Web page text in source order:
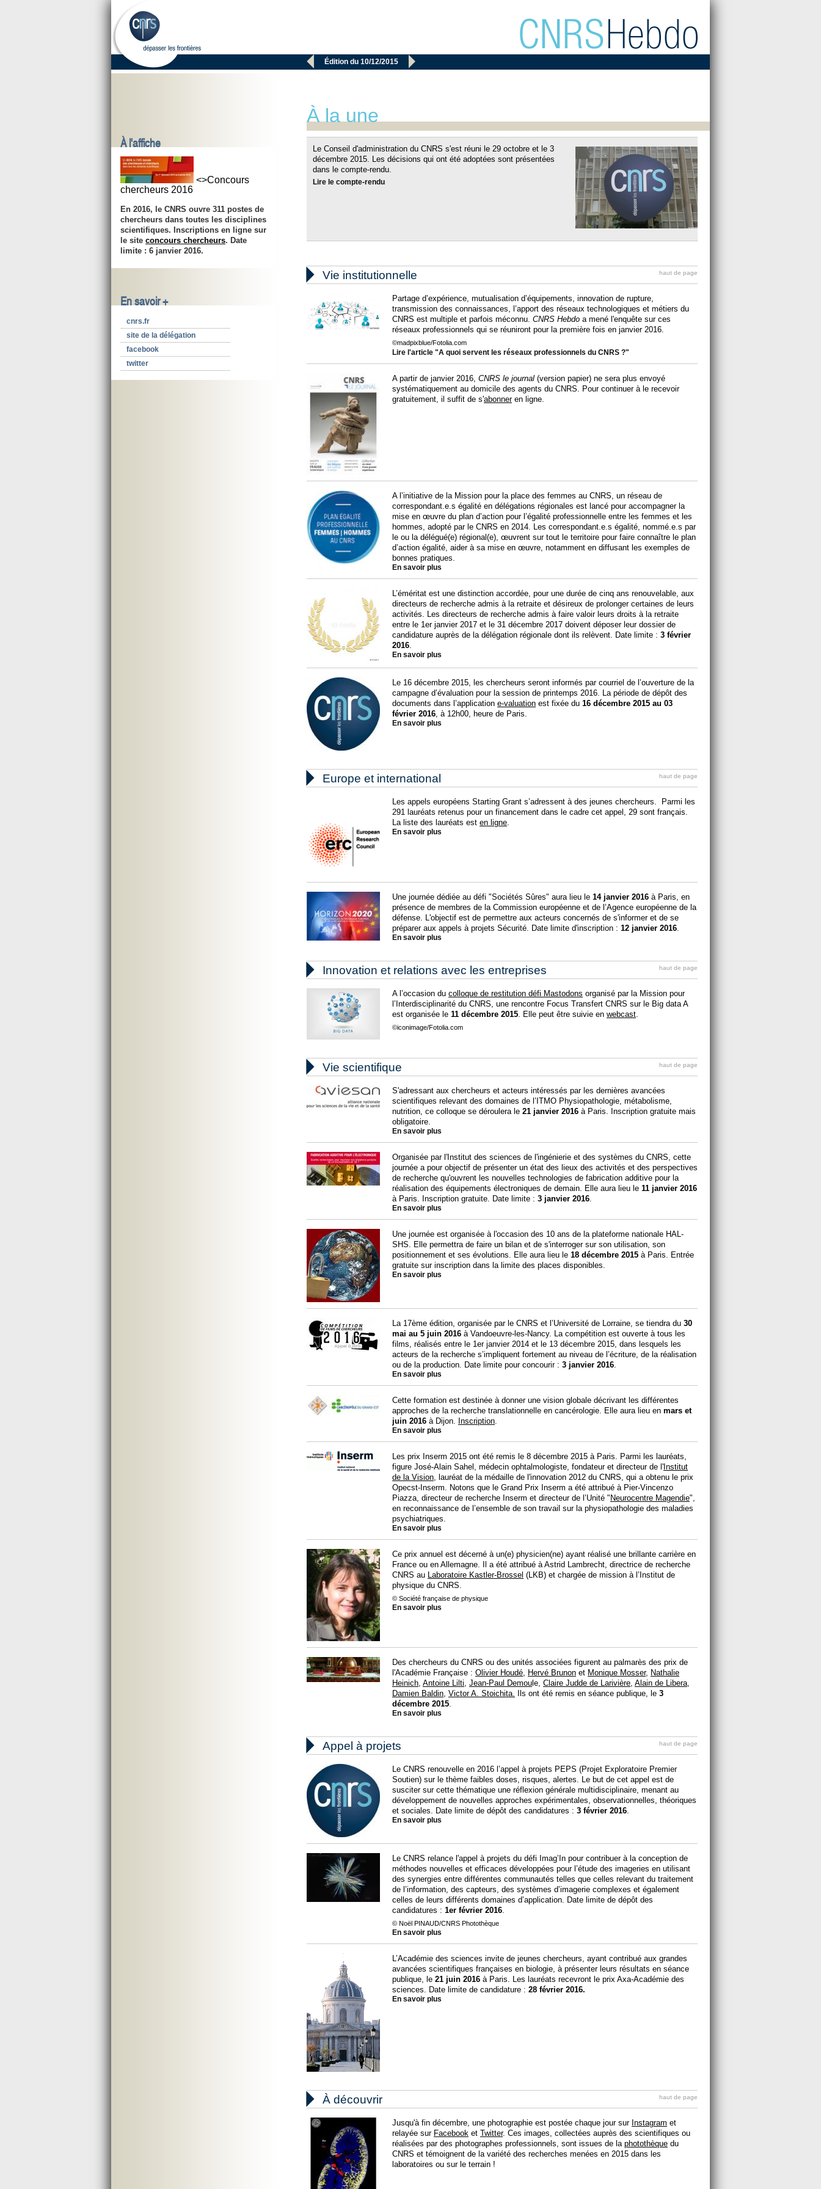
 Édition du 10/12/2015 
À l'affiche
<>Concours
chercheurs 2016
En 2016, le CNRS ouvre 311 postes de
chercheurs dans toutes les disciplines
scientifiques. Inscriptions en ligne sur
le site concours chercheurs. Date
limite : 6 janvier 2016.
En savoir +
cnrs.fr
site de la délégation
facebook
twitter
À la une
Le Conseil d'administration du CNRS s'est réuni le 29 octobre et le 3
décembre 2015. Les décisions qui ont été adoptées sont présentées
dans le compte-rendu.
Lire le compte-rendu
 Vie institutionnelle haut de page
Partage d’expérience, mutualisation d’équipements, innovation de rupture,
transmission des connaissances, l’apport des réseaux technologiques et métiers du
CNRS est multiple et parfois méconnu. CNRS Hebdo a mené l'enquête sur ces
réseaux professionnels qui se réuniront pour la première fois en janvier 2016.
©madpixblue/Fotolia.com
Lire l'article "A quoi servent les réseaux professionnels du CNRS ?"
A partir de janvier 2016, CNRS le journal (version papier) ne sera plus envoyé
systématiquement au domicile des agents du CNRS. Pour continuer à le recevoir
gratuitement, il suffit de s'abonneren ligne.
A l’initiative de la Mission pour la place des femmes au CNRS, un réseau de
correspondant.e.s égalité en délégations régionales est lancé pour accompagner la
mise en œuvre du plan d’action pour l’égalité professionnelle entre les femmes et les
hommes, adopté par le CNRS en 2014. Les correspondant.e.s égalité, nommé.e.s par
le ou la délégué(e) régional(e), œuvrent sur tout le territoire pour faire connaître le plan
d’action égalité, aider à sa mise en œuvre, notamment en diffusant les exemples de
bonnes pratiques.
En savoir plus
L’éméritat est une distinction accordée, pour une durée de cinq ans renouvelable, aux
directeurs de recherche admis à la retraite et désireux de prolonger certaines de leurs
activités. Les directeurs de recherche admis à faire valoir leurs droits à la retraite
entre le 1er janvier 2017 et le 31 décembre 2017 doivent déposer leur dossier de
candidature auprès de la délégation régionale dont ils relèvent. Date limite : 3 février
2016
En savoir plus
Le 16 décembre 2015, les chercheurs seront informés par courriel de l’ouverture de la
campagne d’évaluation pour la session de printemps 2016. La période de dépôt des
documents dans l’application e-valuation est fixée du 16 décembre 2015 au 03
février 2016 , à 12h00, heure de Paris.
En savoir plus
 Europe et international haut de page
Les appels européens Starting Grant s’adressent à des jeunes chercheurs. Parmi les
291 lauréats retenus pour un financement dans le cadre cet appel, 29 sont français.
La liste des lauréats est en ligne
En savoir plus
Une journée dédiée au défi "Sociétés Sûres" aura lieu le 14 janvier 2016 à Paris, en
présence de membres de la Commission européenne et de l’Agence européenne de la
défense. L'objectif est de permettre aux acteurs concernés de s'informer et de se
préparer aux appels à projets Sécurité. Date limite d'inscription : 12 janvier 2016
En savoir plus
 Innovation et relations avec les entreprises haut de page
A l’occasion du colloque de restitution défi Mastodons organisé par la Mission pour
l’Interdisciplinarité du CNRS, une rencontre Focus Transfert CNRS sur le Big data A
est organisée le 11 décembre 2015 . Elle peut être suivie en webcast
©iconimage/Fotolia.com
 Vie scientifique haut de page
S'adressant aux chercheurs et acteurs intéressés par les dernières avancées
scientifiques relevant des domaines de l’ITMO Physiopathologie, métabolisme,
nutrition, ce colloque se déroulera le 21 janvier 2016 à Paris. Inscription gratuite mais
obligatoire.
En savoir plus
Organisée par l'Institut des sciences de l'ingénierie et des systèmes du CNRS, cette
journée a pour objectif de présenter un état des lieux des activités et des perspectives
de recherche qu'ouvrent les nouvelles technologies de fabrication additive pour la
réalisation des équipements électroniques de demain. Elle aura lieu le 11 janvier 2016
à Paris. Inscription gratuite. Date limite : 3 janvier 2016
En savoir plus
Une journée est organisée à l'occasion des 10 ans de la plateforme nationale HAL-
SHS. Elle permettra de faire un bilan et de s'interroger sur son utilisation, son
positionnement et ses évolutions. Elle aura lieu le 18 décembre 2015 à Paris. Entrée
gratuite sur inscription dans la limite des places disponibles.
En savoir plus
La 17ème édition, organisée par le CNRS et l’Université de Lorraine, se tiendra du 30
mai au 5 juin 2016 à Vandoeuvre-les-Nancy. La compétition est ouverte à tous les
films, réalisés entre le 1er janvier 2014 et le 13 décembre 2015, dans lesquels les
acteurs de la recherche s’impliquent fortement au niveau de l’écriture, de la réalisation
ou de la production. Date limite pour concourir : 3 janvier 2016
En savoir plus
Cette formation est destinée à donner une vision globale décrivant les différentes
approches de la recherche translationnelle en cancérologie. Elle aura lieu en mars et
juin 2016 à Dijon. Inscription
En savoir plus
Les prix Inserm 2015 ont été remis le 8 décembre 2015 à Paris. Parmi les lauréats,
figure José-Alain Sahel, médecin ophtalmologiste, fondateur et directeur de l'Institut
de la Vision , lauréat de la médaille de l'innovation 2012 du CNRS, qui a obtenu le prix
Opecst-Inserm. Notons que le Grand Prix Inserm a été attribué à Pier-Vincenzo
Piazza, directeur de recherche Inserm et directeur de l’Unité "Neurocentre Magendie",
en reconnaissance de l’ensemble de son travail sur la physiopathologie des maladies
psychiatriques.
En savoir plus
Ce prix annuel est décerné à un(e) physicien(ne) ayant réalisé une brillante carrière en
France ou en Allemagne. Il a été attribué à Astrid Lambrecht, directrice de recherche
CNRS au Laboratoire Kastler-Brossel (LKB) et chargée de mission à l’Institut de
physique du CNRS.
© Société française de physique
En savoir plus
Des chercheurs du CNRS ou des unités associées figurent au palmarès des prix de
l'Académie Française : Olivier Houdé Hervé Brunon et Monique Mosser, Nathalie
Heinich Antoine Lilti Jean-Paul Demoule, Claire Judde de Larivière Alain de Libera
Damien Baldin Victor A. Stoichita. Ils ont été remis en séance publique, le 3
décembre 2015
En savoir plus
 Appel à projets haut de page
Le CNRS renouvelle en 2016 l’appel à projets PEPS (Projet Exploratoire Premier
Soutien) sur le thème faibles doses, risques, alertes. Le but de cet appel est de
susciter sur cette thématique une réflexion générale multidisciplinaire, menant au
développement de nouvelles approches expérimentales, observationnelles, théoriques
et sociales. Date limite de dépôt des candidatures : 3 février 2016
En savoir plus
Le CNRS relance l'appel à projets du défi Imag’In pour contribuer à la conception de
méthodes nouvelles et efficaces développées pour l’étude des imageries en utilisant
des synergies entre différentes communautés telles que celles relevant du traitement
de l’information, des capteurs, des systèmes d’imagerie complexes et également
celles de leurs différents domaines d’application. Date limite de dépôt des
candidatures : 1er février 2016
© Noël PINAUD/CNRS Photothèque
En savoir plus
L’Académie des sciences invite de jeunes chercheurs, ayant contribué aux grandes
avancées scientifiques françaises en biologie, à présenter leurs résultats en séance
publique, le 21 juin 2016 à Paris. Les lauréats recevront le prix Axa-Académie des
sciences. Date limite de candidature : 28 février 2016.
En savoir plus
 À découvrir haut de page
Jusqu'à fin décembre, une photographie est postée chaque jour sur Instagram et
relayée sur Facebook et Twitter. Ces images, collectées auprès des scientifiques ou
réalisées par des photographes professionnels, sont issues de la photothèque du
CNRS et témoignent de la variété des recherches menées en 2015 dans les
laboratoires ou sur le terrain !